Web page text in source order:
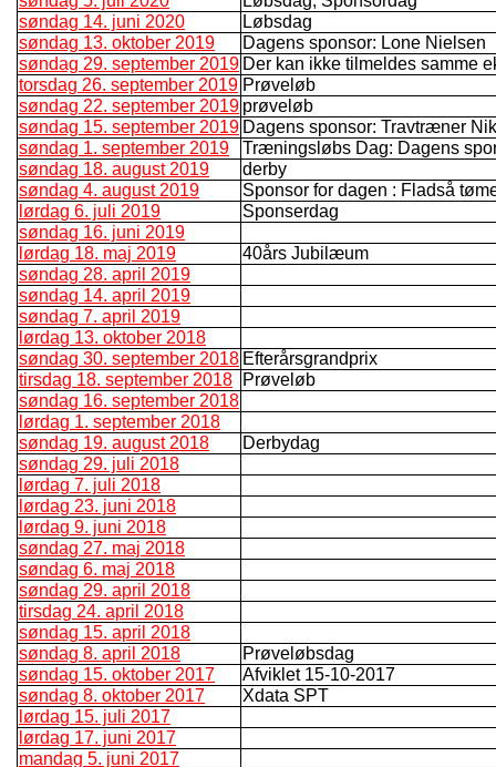
søndag 14. juni 2020
Løbsdag
søndag 13. oktober 2019
Dagens sponsor: Lone Nielsen
søndag 29. september 2019 Der kan ikke tilmeldes samme
torsdag 26. september 2019 Prøveløb
søndag 22. september 2019 prøveløb
søndag 15. september 2019 Dagens sponsor: Travtræner
søndag 1. september 2019
Træningsløbs Dag: Dagens
søndag 18. august 2019
derby
søndag 4. august 2019
Sponsor for dagen : Fladså
lørdag 6. juli 2019
Sponserdag
søndag 16. juni 2019
lørdag 18. maj 2019
40års Jubilæum
søndag 28. april 2019
søndag 14. april 2019
søndag 7. april 2019
lørdag 13. oktober 2018
søndag 30. september 2018 Efterårsgrandprix
tirsdag 18. september 2018
Prøveløb
søndag 16. september 2018
lørdag 1. september 2018
søndag 19. august 2018
Derbydag
søndag 29. juli 2018
lørdag 7. juli 2018
lørdag 23. juni 2018
lørdag 9. juni 2018
søndag 27. maj 2018
søndag 6. maj 2018
søndag 29. april 2018
tirsdag 24. april 2018
søndag 15. april 2018
søndag 8. april 2018
Prøveløbsdag
søndag 15. oktober 2017
Afviklet 15-10-2017
søndag 8. oktober 2017
Xdata SPT
lørdag 15. juli 2017
lørdag 17. juni 2017
mandag 5. juni 2017